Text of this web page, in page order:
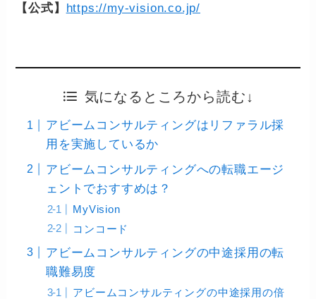
【公式】 https://my-vision.co.jp/
気になるところから読む↓
アビームコンサルティングはリファラル採
用を実施しているか
アビームコンサルティングへの転職エージ
ェントでおすすめは？
MyVision
コンコード
アビームコンサルティングの中途採用の転
職難易度
アビームコンサルティングの中途採用の倍